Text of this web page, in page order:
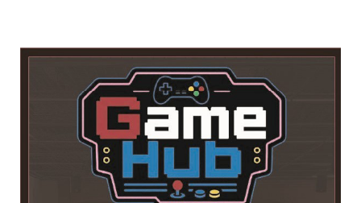
+プラスラボ
1日最大2つの学科説明＆体験授業